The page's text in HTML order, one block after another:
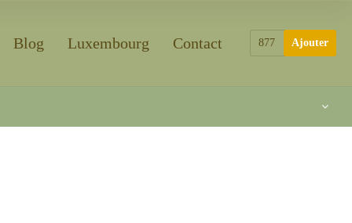
Blog Luxembourg Contact 877 Ajouter